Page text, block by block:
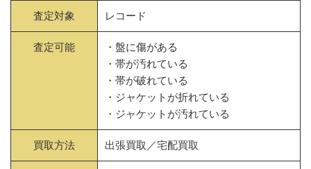
査定対象 レコード
査定可能
・盤に傷がある
・帯が汚れている
・帯が破れている
・ジャケットが折れている
・ジャケットが汚れている
買取方法 出張買取／宅配買取